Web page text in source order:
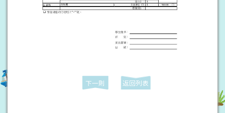
下一則 返回列表